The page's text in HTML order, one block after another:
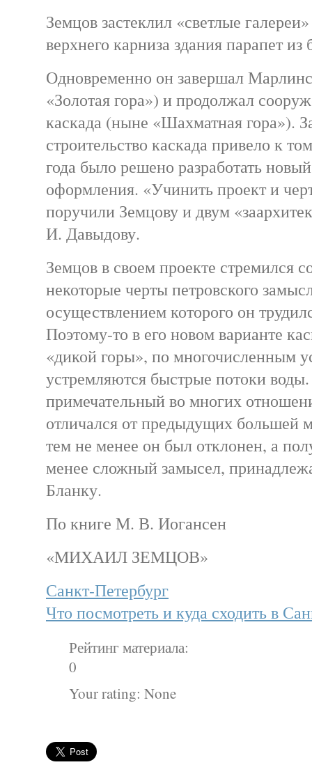
Земцов застеклил «светлые
верхнего карниза здания парапет из
Одновременно он завершал
«Золотая гора») и продолжал
каскада (ныне «Шахматная гора»).
строительство каскада привело к
года было решено разработать
оформления. «Учинить проект и
поручили Земцову и двум
И. Давыдову.
Земцов в своем проекте стремился
некоторые черты петровского
осуществлением которого он
Поэтому-то в его новом варианте
«дикой горы», по многочисленным
устремляются быстрые потоки воды.
примечательный во многих
отличался от предыдущих большей
тем не менее он был отклонен, а
менее сложный замысел,
Бланку.
По книге М. В. Иогансен
«МИХАИЛ ЗЕМЦОВ»
Санкт-Петербург
Что посмотреть и куда сходить в
Рейтинг материала:
0
Your rating: None